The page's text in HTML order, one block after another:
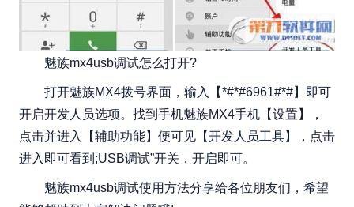
魅族mx4usb调试怎么打开?
打开魅族MX4拨号界面，输入【*#*#6961#*#】即可
开启开发人员选项。找到手机魅族MX4手机【设置】，
点击并进入【辅助功能】便可见【开发人员工具】，点击
进入即可看到;USB调试”开关，开启即可。
魅族mx4usb调试使用方法分享给各位朋友们，希望